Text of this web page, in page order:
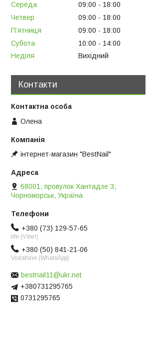
Середа
09:00
18:00
Четвер
09:00
18:00
Пʼятниця
09:00
18:00
Субота
10:00
14:00
Неділя
Вихідний
Контакти
Олена
інтернет-магазин "BestNail"
68001, провулок Хантадзе 3,
Чорноморськ, Україна
+380 (73) 129-57-65
life (Viber)
+380 (50) 841-21-06
Vodafone (WhatsApp)
bestnail11@ukr.net
+380731295765
0731295765